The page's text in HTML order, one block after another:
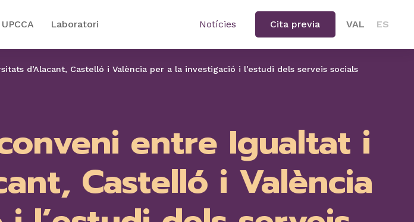
UPCCA Laboratori Notícies Cita previa VAL ES
d’Alacant, Castelló i València per a la investigació i l’estudi dels serveis socials
entre Igualtat i
Castelló i València